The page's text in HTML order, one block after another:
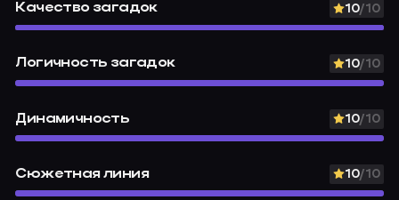
Качество загадок 10/10
Логичность загадок 10/10
Динамичность 10/10
Сюжетная линия 10/10